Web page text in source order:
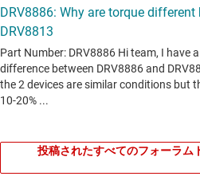
投稿されたすべてのフォーラム